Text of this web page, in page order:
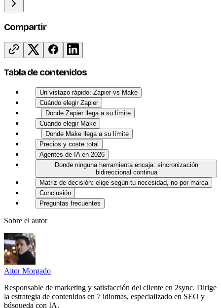
Compartir
Tabla de contenidos
Un vistazo rápido: Zapier vs Make
Cuándo elegir Zapier
Donde Zapier llega a su límite
Cuándo elegir Make
Donde Make llega a su límite
Precios y coste total
Agentes de IA en 2026
Donde ninguna herramienta encaja: sincronización
bidireccional continua
Matriz de decisión: elige según tu necesidad, no por marca
Conclusión
Preguntas frecuentes
Sobre el autor
Aitor Morgado
Responsable de marketing y satisfacción del cliente en 2sync. Dirige
la estrategia de contenidos en 7 idiomas, especializado en SEO y
búsqueda con IA.